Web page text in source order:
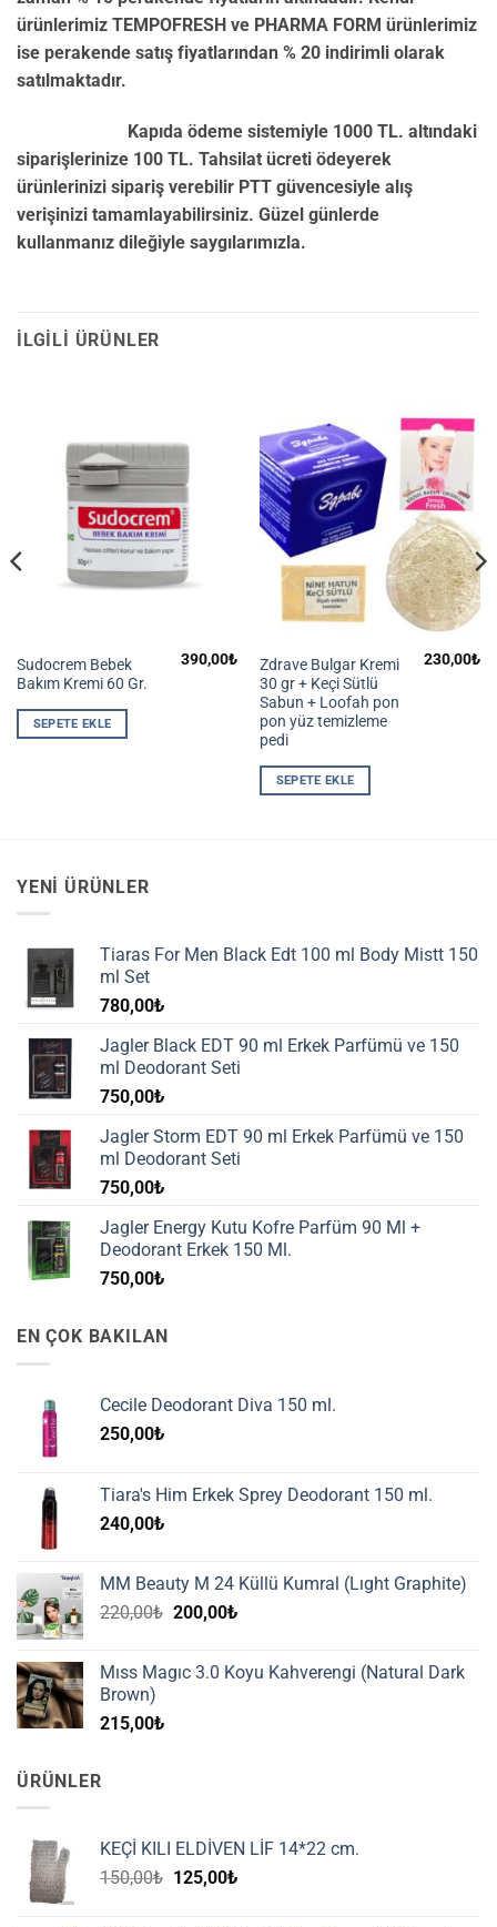
ürünlerimiz TEMPOFRESH ve PHARMA FORM ürünlerimiz
ise perakende satış fiyatlarından % 20 indirimli olarak
satılmaktadır.
Kapıda ödeme sistemiyle 1000 TL. altındaki
siparişlerinize 100 TL. Tahsilat ücreti ödeyerek
ürünlerinizi sipariş verebilir PTT güvencesiyle alış
verişinizi tamamlayabilirsiniz. Güzel günlerde
kullanmanız dileğiyle saygılarımızla.
İLGILI ÜRÜNLER
Sudocrem Bebek
Bakım Kremi 60 Gr.
390,00₺
SEPETE EKLE
Zdrave Bulgar Kremi
30 gr + Keçi Sütlü
Sabun + Loofah pon
pon yüz temizleme
pedi
230,00₺
SEPETE EKLE
YENI ÜRÜNLER
Tiaras For Men Black Edt 100 ml Body Mistt 150
ml Set
780,00₺
Jagler Black EDT 90 ml Erkek Parfümü ve 150
ml Deodorant Seti
750,00₺
Jagler Storm EDT 90 ml Erkek Parfümü ve 150
ml Deodorant Seti
750,00₺
Jagler Energy Kutu Kofre Parfüm 90 Ml +
Deodorant Erkek 150 Ml.
750,00₺
EN ÇOK BAKILAN
Cecile Deodorant Diva 150 ml.
250,00₺
Tiara's Him Erkek Sprey Deodorant 150 ml.
240,00₺
MM Beauty M 24 Küllü Kumral (Lıght Graphite)
220,00₺ Orijinal
200,00₺Şu
200,00₺.
Mıss Magıc 3.0 Koyu Kahverengi (Natural Dark
Brown)
215,00₺
ÜRÜNLER
KEÇİ KILI ELDİVEN LİF 14*22 cm.
150,00₺ Orijinal
125,00₺Şu